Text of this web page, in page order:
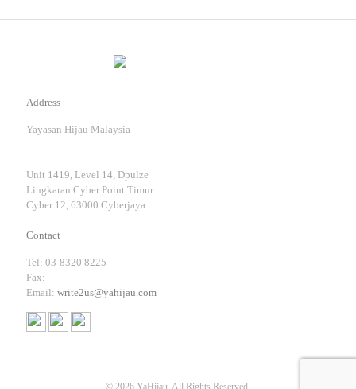
Address
Yayasan Hijau Malaysia
Unit 1419, Level 14, Dpulze
Lingkaran Cyber Point Timur
Cyber 12, 63000 Cyberjaya
Contact
Tel: 03-8320 8225
Fax: -
Email: write2us@yahijau.com
© 2026 YaHijau. All Rights Reserved.